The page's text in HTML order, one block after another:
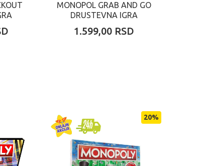
MONOPOL GRAB AND GO
DRUSTEVNA IGRA
1.599,00 RSD
20%